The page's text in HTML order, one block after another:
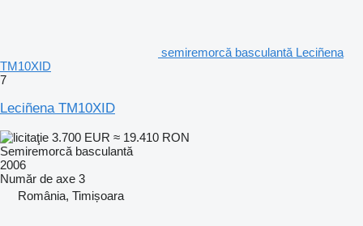
semiremorcă basculantă Leciñena
TM10XID
7
Leciñena TM10XID
3.700 EUR ≈ 19.410 RON
Semiremorcă basculantă
2006
Număr de axe 3
România, Timișoara